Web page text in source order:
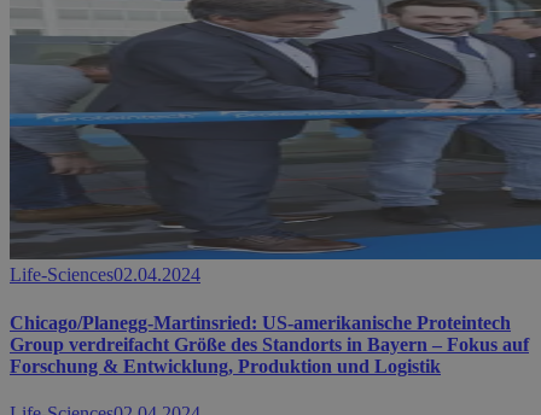
Life-Sciences02.04.2024
Chicago/Planegg-Martinsried: US-amerikanische Proteintech
Group verdreifacht Größe des Standorts in Bayern – Fokus auf
Forschung & Entwicklung, Produktion und Logistik